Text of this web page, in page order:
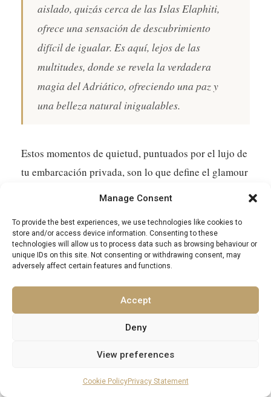
Manage Consent
To provide the best experiences, we use technologies like cookies to
store and/or access device information. Consenting to these
technologies will allow us to process data such as browsing behaviour or
unique IDs on this site. Not consenting or withdrawing consent, may
adversely affect certain features and functions.
Accept
Deny
View preferences
Cookie PolicyPrivacy Statement
aislado, quizás cerca de las Islas Elaphiti,
ofrece una sensación de descubrimiento
difícil de igualar. Es aquí, lejos de las
multitudes, donde se revela la verdadera
magia del Adriático, ofreciendo una paz y
una belleza natural inigualables.
Estos momentos de quietud, puntuados por el lujo de
tu embarcación privada, son lo que define el glamour
profundamente personal y absolutamente
espectacular.
Preguntas Frecuentes
¿Cuál es la mejor época del año para visitar la Costa
Dálmata para un viaje de lujo?